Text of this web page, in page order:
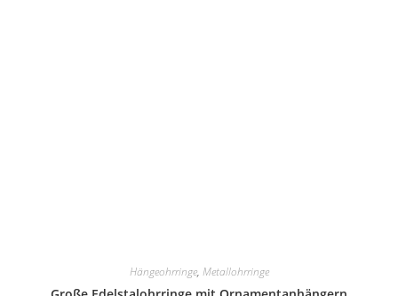
Hängeohrringe, Metallohrringe